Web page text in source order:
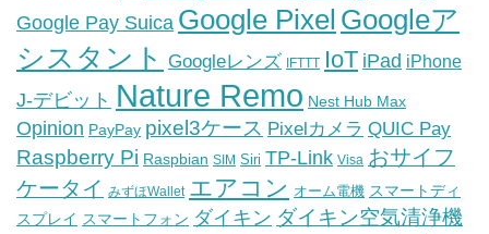
Google Pay Suica Google Pixel Googleア
シスタント Googleレンズ IFTTT IoT iPad iPhone
J-デビット Nature Remo Nest Hub Max
Opinion PayPay pixel3ケース Pixelカメラ QUIC Pay
Raspberry Pi Raspbian SIM Siri TP-Link Visa おサイフ
ケータイ みずほWallet エアコン オーム電機 スマートディ
スプレイ スマートフォン ダイキン ダイキン空気清浄機